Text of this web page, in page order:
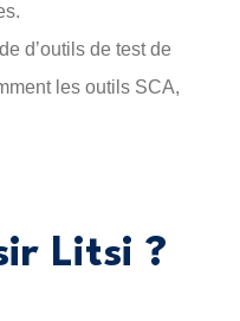
d’outils de test de
les outils SCA,
Litsi ?